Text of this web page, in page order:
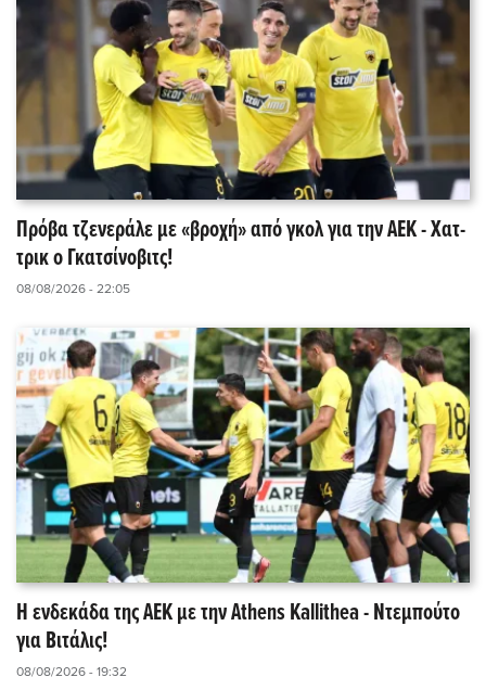
Πρόβα τζενεράλε με «βροχή» από γκολ για την ΑΕΚ - Χατ-
τρικ ο Γκατσίνοβιτς!
08/08/2026 - 22:05
Η ενδεκάδα της ΑΕΚ με την Athens Kallithea - Ντεμπούτο
για Βιτάλις!
08/08/2026 - 19:32